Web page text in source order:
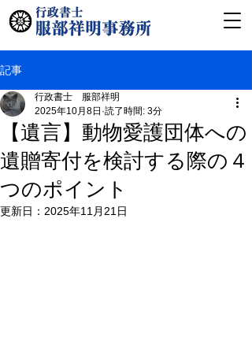
記事
【遺言】動物愛護団体への
遺贈寄付を検討する際の４
つのポイント
行政書士 服部祥明
2025年10月8日 読了時間: 3分
更新日： 2025年11月21日